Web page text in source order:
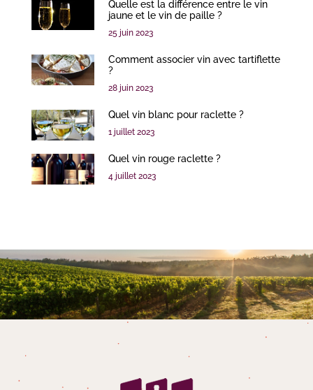
Quelle est la différence entre le vin
jaune et le vin de paille ?
25 juin 2023
Comment associer vin avec tartiflette
?
28 juin 2023
Quel vin blanc pour raclette ?
1 juillet 2023
Quel vin rouge raclette ?
4 juillet 2023